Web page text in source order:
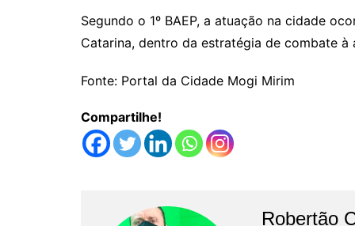
Segundo o 1º BAEP, a atuação na cidade
Catarina, dentro da estratégia de combate
Fonte: Portal da Cidade Mogi Mirim
Compartilhe!
Robertão